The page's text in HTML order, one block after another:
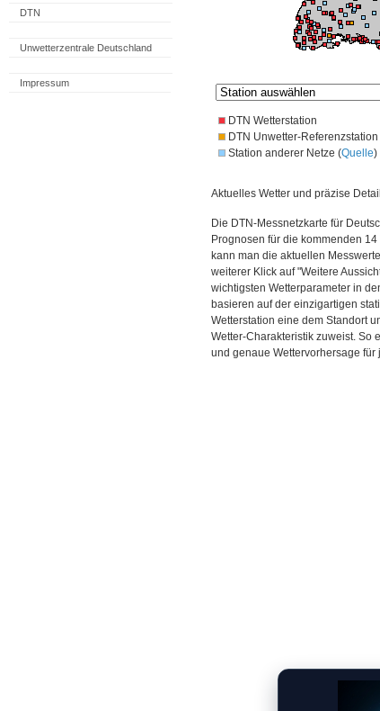
DTN
Unwetterzentrale Deutschland
Impressum
DTN Wetterstation
DTN Unwetter-Referenzstation
Station anderer Netze (Quelle)
Aktuelles Wetter und präzise
Die DTN-Messnetzkarte für
Prognosen für die kommenden
kann man die aktuellen
weiterer Klick auf "Weitere
wichtigsten Wetterparameter in
basieren auf der einzigartigen
Wetterstation eine dem Standort
Wetter-Charakteristik zuweist. So
und genaue Wettervorhersage